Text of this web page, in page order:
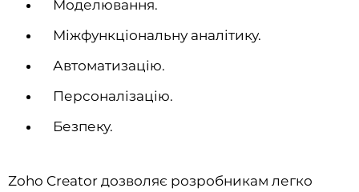
Моделювання.
Міжфункціональну аналітику.
Автоматизацію.
Персоналізацію.
Безпеку.
Zoho Creator дозволяє розробникам легко